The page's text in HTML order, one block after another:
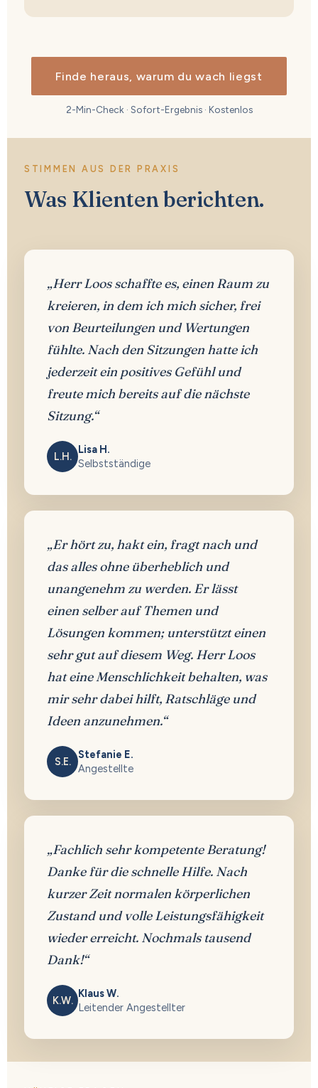
Finde heraus, warum du wach liegst
2-Min-Check · Sofort-Ergebnis · Kostenlos
STIMMEN AUS DER PRAXIS
Was Klienten berichten.
„Herr Loos schaffte es, einen Raum zu
kreieren, in dem ich mich sicher, frei
von Beurteilungen und Wertungen
fühlte. Nach den Sitzungen hatte ich
jederzeit ein positives Gefühl und
freute mich bereits auf die nächste
Sitzung.“
L.H.
Lisa H.
Selbstständige
„Er hört zu, hakt ein, fragt nach und
das alles ohne überheblich und
unangenehm zu werden. Er lässt
einen selber auf Themen und
Lösungen kommen; unterstützt einen
sehr gut auf diesem Weg. Herr Loos
hat eine Menschlichkeit behalten, was
mir sehr dabei hilft, Ratschläge und
Ideen anzunehmen.“
S.E.
Stefanie E.
Angestellte
„Fachlich sehr kompetente Beratung!
Danke für die schnelle Hilfe. Nach
kurzer Zeit normalen körperlichen
Zustand und volle Leistungsfähigkeit
wieder erreicht. Nochmals tausend
Dank!“
K.W.
Klaus W.
Leitender Angestellter